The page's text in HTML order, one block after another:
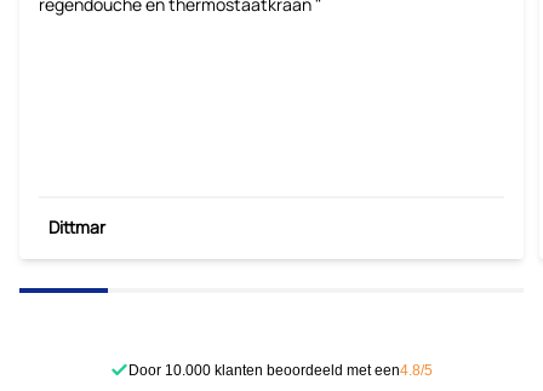
Dittmar
Door 10.000 klanten beoordeeld met een4.8/5